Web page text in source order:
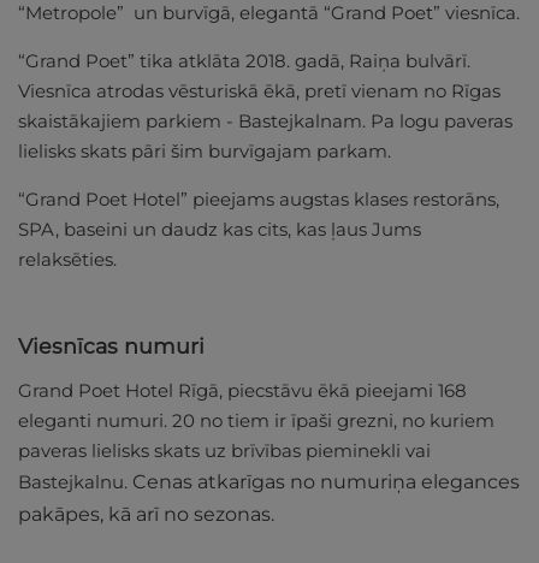
“Metropole” un burvīgā, elegantā “Grand Poet” viesnīca.
“Grand Poet” tika atklāta 2018. gadā, Raiņa bulvārī.
Viesnīca atrodas vēsturiskā ēkā, pretī vienam no Rīgas
skaistākajiem parkiem - Bastejkalnam. Pa logu paveras
lielisks skats pāri šim burvīgajam parkam.
“Grand Poet Hotel” pieejams augstas klases restorāns,
SPA, baseini un daudz kas cits, kas ļaus Jums
relaksēties.
Viesnīcas numuri
Grand Poet Hotel Rīgā, piecstāvu ēkā pieejami 168
eleganti numuri. 20 no tiem ir īpaši grezni, no kuriem
paveras lielisks skats uz brīvības pieminekli vai
Bastejkalnu. Cenas atkarīgas no numuriņa elegances
pakāpes, kā arī no sezonas.